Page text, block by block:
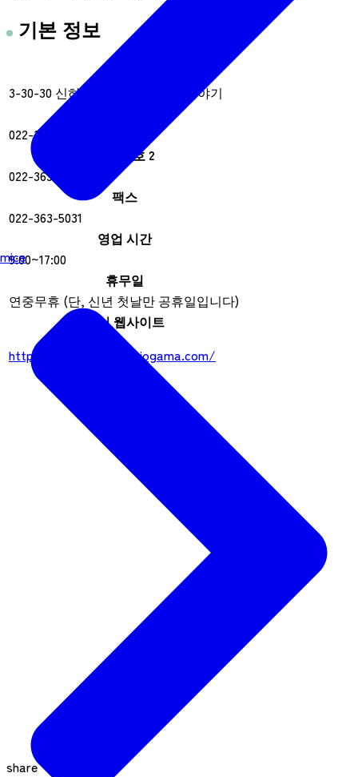
mice
기본 정보
3-30-30 신하마초, 시오가마시, 미야기
022-363-5030
전화번호 2
022-363-5031
팩스
022-363-5031
영업 시간
9:00~17:00
휴무일
연중무휴 (단, 신년 첫날만 공휴일입니다)
공식 웹사이트
https://www.kaisen-shiogama.com/
share